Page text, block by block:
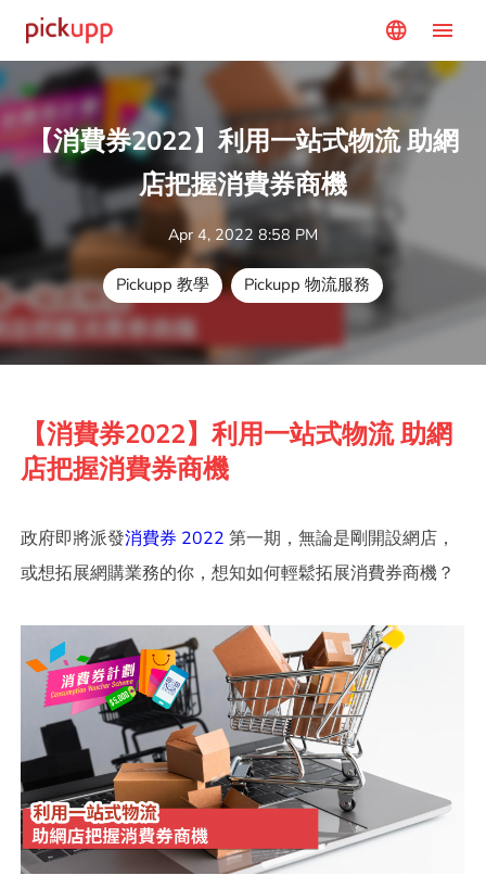
language menu
【消費券2022】利用一站式物流 助網
店把握消費券商機
Apr 4, 2022 8:58 PM
Pickupp 教學 Pickupp 物流服務
【消費券2022】利用一站式物流 助網
店把握消費券商機
政府即將派發消費券 2022 第一期，無論是剛開設網店，
或想拓展網購業務的你，想知如何輕鬆拓展消費券商機？